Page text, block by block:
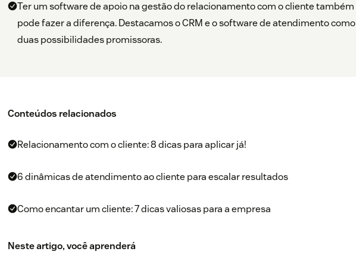
Ter um software de apoio na gestão do relacionamento com o cliente também
pode fazer a diferença. Destacamos o CRM e o software de atendimento como
duas possibilidades promissoras.
Conteúdos relacionados
Relacionamento com o cliente: 8 dicas para aplicar já!
6 dinâmicas de atendimento ao cliente para escalar resultados
Como encantar um cliente: 7 dicas valiosas para a empresa
Neste artigo, você aprenderá